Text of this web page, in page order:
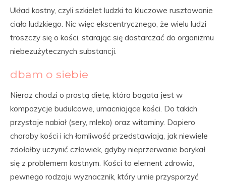
Układ kostny, czyli szkielet ludzki to kluczowe rusztowanie
ciała ludzkiego. Nic więc ekscentrycznego, że wielu ludzi
troszczy się o kości, starając się dostarczać do organizmu
niebezużytecznych substancji.
dbam o siebie
Nieraz chodzi o prostą dietę, która bogata jest w
kompozycje budulcowe, umacniające kości. Do takich
przystaje nabiał (sery, mleko) oraz witaminy. Dopiero
choroby kości i ich łamliwość przedstawiają, jak niewiele
zdołałby uczynić człowiek, gdyby nieprzerwanie borykał
się z problemem kostnym. Kości to element zdrowia,
pewnego rodzaju wyznacznik, który umie przysporzyć